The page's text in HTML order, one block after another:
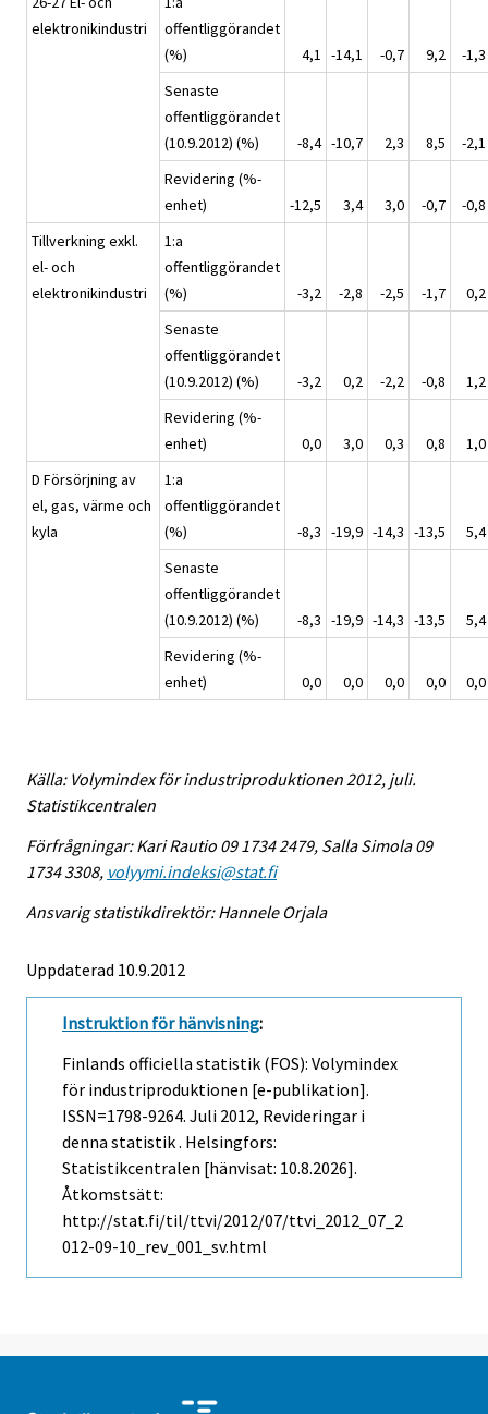
elektronikindustri
offentliggörandet
(%)
4,1 -14,1 -0,7 9,2
-1,3
Senaste
offentliggörandet
(10.9.2012) (%)
-8,4 -10,7 2,3 8,5
-2,1
Revidering (%-
enhet)
-12,5 3,4 3,0 -0,7
-0,8
Tillverkning exkl.
el- och
elektronikindustri
1:a
offentliggörandet
(%)
-3,2 -2,8 -2,5 -1,7
0,2
Senaste
offentliggörandet
(10.9.2012) (%)
-3,2 0,2 -2,2 -0,8
1,2
Revidering (%-
enhet)
0,0 3,0 0,3 0,8
1,0
D Försörjning av
el, gas, värme och
kyla
1:a
offentliggörandet
(%)
-8,3 -19,9 -14,3 -13,5
5,4
Senaste
offentliggörandet
(10.9.2012) (%)
-8,3 -19,9 -14,3 -13,5
5,4
Revidering (%-
enhet)
0,0 0,0 0,0 0,0 0,0
Källa: Volymindex för industriproduktionen 2012, juli.
Statistikcentralen
Förfrågningar: Kari Rautio 09 1734 2479, Salla Simola 09
1734 3308, volyymi.indeksi@stat.fi
Ansvarig statistikdirektör: Hannele Orjala
Uppdaterad 10.9.2012
Instruktion för hänvisning:
Finlands officiella statistik (FOS): Volymindex
för industriproduktionen [e-publikation].
ISSN=1798-9264. Juli 2012, Revideringar i
denna statistik . Helsingfors:
Statistikcentralen [hänvisat: 10.8.2026].
Åtkomstsätt:
http://stat.fi/til/ttvi/2012/07/ttvi_2012_07_2
012-09-10_rev_001_sv.html